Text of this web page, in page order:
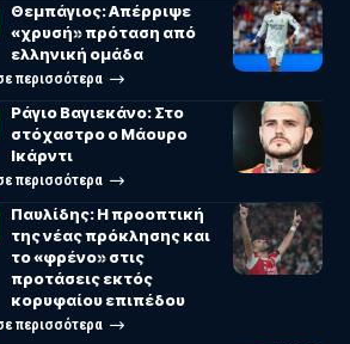
Θεμπάγιος: Απέρριψε
«χρυσή» πρόταση από
ελληνική ομάδα
περισσότερα
Ράγιο Βαγιεκάνο: Στο
στόχαστρο ο Μάουρο
Ικάρντι
περισσότερα
Παυλίδης: Η προοπτική
της νέας πρόκλησης και
το «φρένο» στις
προτάσεις εκτός
κορυφαίου επιπέδου
περισσότερα